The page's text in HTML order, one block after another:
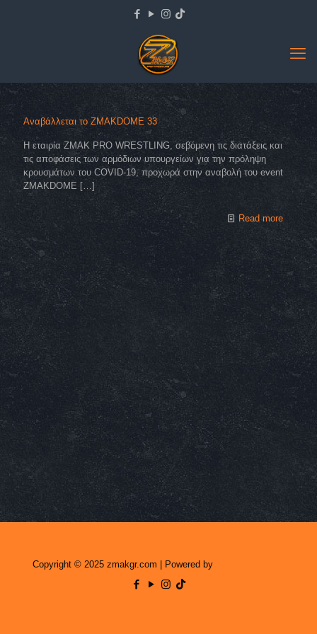
Αναβάλλεται το ZMAKDOME 33
Η εταιρία ZMAK PRO WRESTLING, σεβόμενη τις διατάξεις και
τις αποφάσεις των αρμόδιων υπουργείων για την πρόληψη
κρουσμάτων του COVID-19, προχωρά στην αναβολή του event
ZMAKDOME […]
Read more
Copyright © 2025 zmakgr.com | Powered by